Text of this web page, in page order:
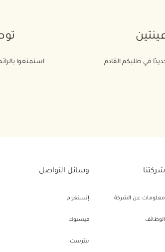
في طلبكم القادم استمتعوا
شركتنا
معلومات عن الشركة
الوظائف
وسائل التواصل
إنستغرام
فيسبوك
بنترست